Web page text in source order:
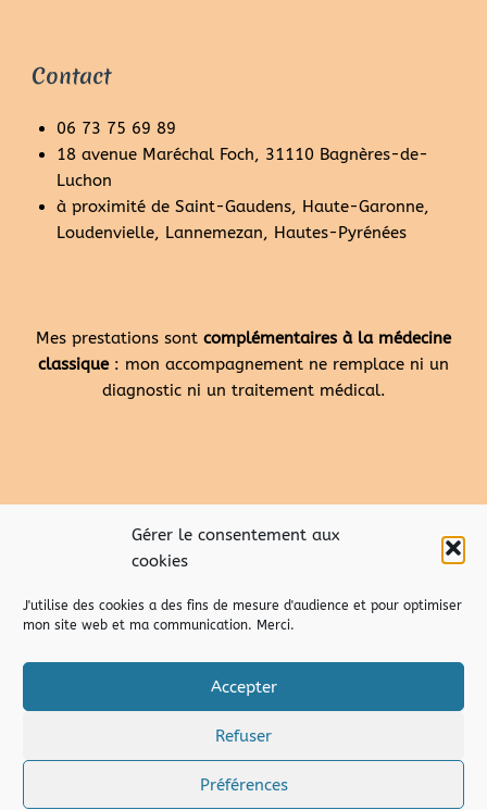
Gérer le consentement aux
cookies
J'utilise des cookies a des fins de mesure d'audience et pour optimiser
mon site web et ma communication. Merci.
Accepter
Refuser
Préférences
Contact
06 73 75 69 89
18 avenue Maréchal Foch, 31110 Bagnères-de-
Luchon
à proximité de Saint-Gaudens, Haute-Garonne,
Loudenvielle, Lannemezan, Hautes-Pyrénées
Mes prestations sont complémentaires à la médecine
classique : mon accompagnement ne remplace ni un
diagnostic ni un traitement médical.
|Mentions Légales